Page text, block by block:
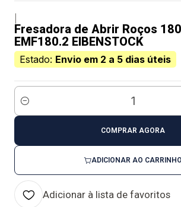
Fresadora de Abrir Roços
EMF180.2 EIBENSTOCK
Estado: Envio em 2 a 5 dias úteis
Quantidade
ADICIONAR AO CARRINHO
COMPRAR AGORA
Adicionar à lista de favoritos